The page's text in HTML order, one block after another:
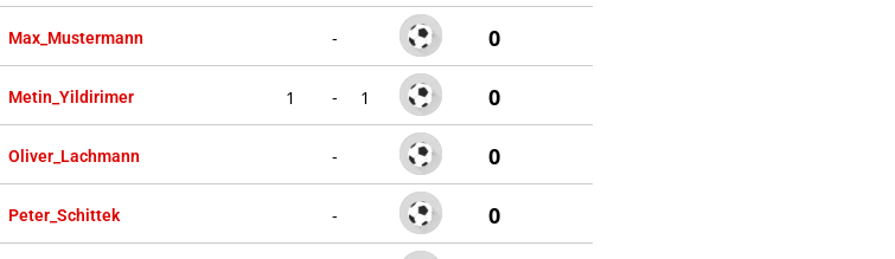
Max_Mustermann - 0
Metin_Yildirimer 1 - 1 0
Oliver_Lachmann - 0
Peter_Schittek - 0